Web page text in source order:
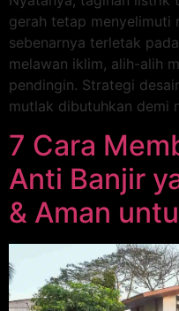
gerah tetap menyelimuti
sebenarnya terletak
melawan iklim, alih-alih
pendingin. Strategi
mutlak dibutuhkan demi
7 Cara
Anti Banjir
& Aman